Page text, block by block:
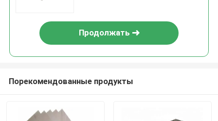
Продолжать
Порекомендованные продукты